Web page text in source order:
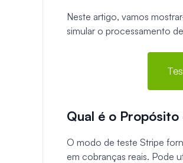
Neste artigo, vamos
simular o processamento
Qual é o
O modo de teste Stripe
em cobranças reais. Pode